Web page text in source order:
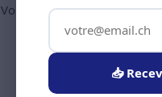
Vous êtes au code postal
la commune de :Cornaux
prestations
📥